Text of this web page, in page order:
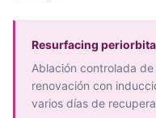
Resurfacing
Ablación controlada
renovación con
varios días de